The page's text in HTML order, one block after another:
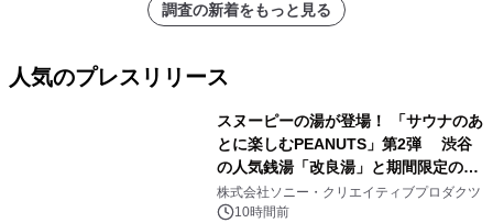
調査の新着をもっと見る
人気のプレスリリース
スヌーピーの湯が登場！ 「サウナのあ
とに楽しむPEANUTS」第2弾 渋谷
の人気銭湯「改良湯」と期間限定のコ
ラボレーション サウナイキタイコラ
ボグッズも発売決定！
株式会社ソニー・クリエイティブプロダクツ
10時間前